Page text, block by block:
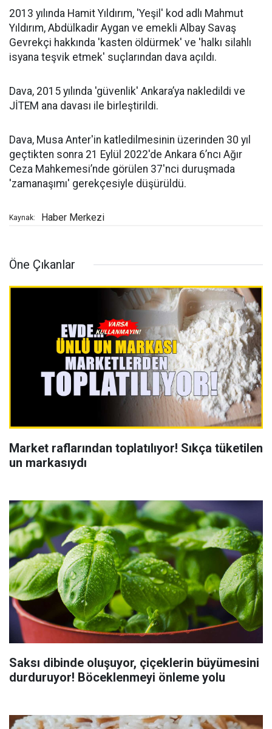
2013 yılında Hamit Yıldırım, 'Yeşil' kod adlı Mahmut
Yıldırım, Abdülkadir Aygan ve emekli Albay Savaş
Gevrekçi hakkında 'kasten öldürmek' ve 'halkı silahlı
isyana teşvik etmek' suçlarından dava açıldı.
Dava, 2015 yılında 'güvenlik' Ankara’ya nakledildi ve
JİTEM ana davası ile birleştirildi.
Dava, Musa Anter'in katledilmesinin üzerinden 30 yıl
geçtikten sonra 21 Eylül 2022'de Ankara 6’ncı Ağır
Ceza Mahkemesi’nde görülen 37'nci duruşmada
'zamanaşımı' gerekçesiyle düşürüldü.
Kaynak: Haber Merkezi
Öne Çıkanlar
Market raflarından toplatılıyor! Sıkça tüketilen
un markasıydı
Saksı dibinde oluşuyor, çiçeklerin büyümesini
durduruyor! Böceklenmeyi önleme yolu